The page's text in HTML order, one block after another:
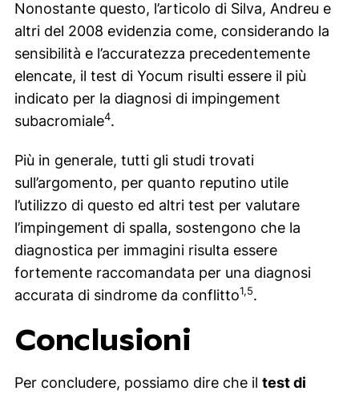
Nonostante questo, l’articolo di Silva, Andreu e
altri del 2008 evidenzia come, considerando la
sensibilità e l’accuratezza precedentemente
elencate, il test di Yocum risulti essere il più
indicato per la diagnosi di impingement
subacromiale4.
Più in generale, tutti gli studi trovati
sull’argomento, per quanto reputino utile
l’utilizzo di questo ed altri test per valutare
l’impingement di spalla, sostengono che la
diagnostica per immagini risulta essere
fortemente raccomandata per una diagnosi
accurata di sindrome da conflitto1,5.
Conclusioni
Per concludere, possiamo dire che il test di